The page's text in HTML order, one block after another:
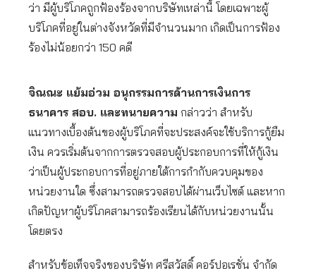
ว่า มีผู้บริโภคถูกฟ้องร้องจากบริษัทเหล่านี้ โดยเฉพาะผู้
บริโภคที่อยู่ในต่างจังหวัดที่มีจำนวนมาก เกิดเป็นการฟ้อง
ร้องไม่น้อยกว่า 150 คดี
จิณณะ แย้มอ่วม อนุกรรมการด้านการเงินการ
ธนาคาร สอบ. และทนายความ กล่าวว่า สำหรับ
แนวทางเบื้องต้นของผู้บริโภคที่จะประสงค์จะใช้บริการกู้ยืม
เงิน ควรเริ่มต้นจากการตรวจสอบผู้ประกอบการที่ให้กู้เงิน
ว่าเป็นผู้ประกอบการที่อยู่ภายใต้การกำกับควบคุมของ
หน่วยงานใด ซึ่งสามารถตรวจสอบได้ผ่านเว็บไซต์ และหาก
เกิดปัญหาผู้บริโภคสามารถร้องเรียนได้กับหน่วยงานนั้น
โดยตรง
สำหรับข้อเท็จจริงของบริษัท ศรีสวัสดิ์ คอร์ปอเรชั่น จำกัด